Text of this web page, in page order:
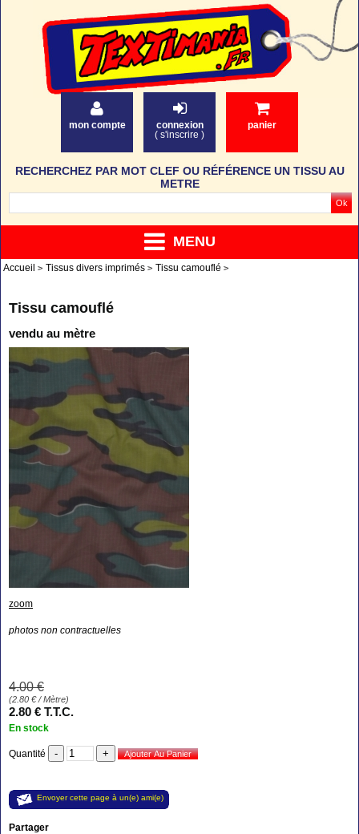
mon compte
connexion
( s'inscrire )
panier
MENU
RECHERCHEZ PAR MOT CLEF OU RÉFÉRENCE UN TISSU AU
METRE
Accueil Tissus divers imprimés Tissu camouflé
Tissu camouflé
vendu au mètre
zoom
photos non contractuelles
4.00 €
(2.80 €/ Mètre)
2.80 € T.T.C.
En stock
Quantité
Envoyer cette page à un(e) ami(e)
Partager